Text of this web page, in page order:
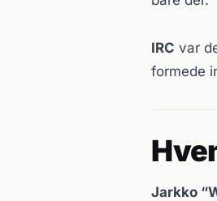
IRC var
formede
Jarkko